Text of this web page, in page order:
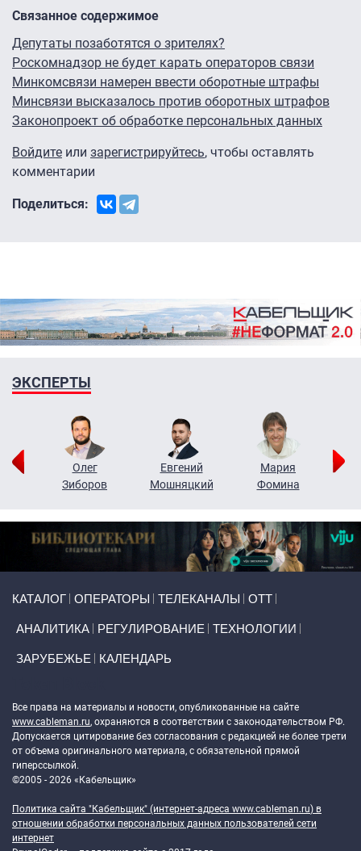
Связанное содержимое
Депутаты позаботятся о зрителях?
Роскомнадзор не будет карать операторов связи
Минкомсвязи намерен ввести оборотные штрафы
Минсвязи высказалось против оборотных штрафов
Законопроект об обработке персональных данных
Войдите или зарегистрируйтесь, чтобы оставлять
комментарии
Поделиться:
ЭКСПЕРТЫ
Олег
Зиборов
Евгений
Мошняцкий
Мария
Фомина
КАТАЛОГ ОПЕРАТОРЫ ТЕЛЕКАНАЛЫ ОТТ
АНАЛИТИКА РЕГУЛИРОВАНИЕ ТЕХНОЛОГИИ
ЗАРУБЕЖЬЕ КАЛЕНДАРЬ
Все права на материалы и новости, опубликованные на сайте
www.cableman.ru, охраняются в соответствии с законодательством РФ.
Допускается цитирование без согласования с редакцией не более трети
от объема оригинального материала, с обязательной прямой
гиперссылкой.
©2005 - 2026 «Кабельщик»
Политика сайта "Кабельщик" (интернет-адреса www.cableman.ru) в
отношении обработки персональных данных пользователей сети
интернет